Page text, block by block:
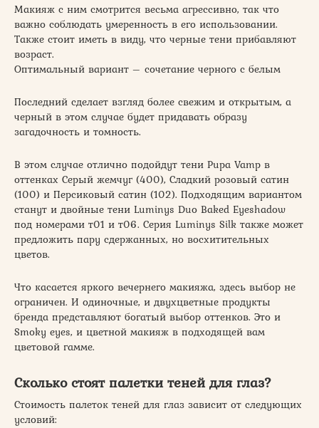
Макияж с ним смотрится весьма агрессивно, так что
важно соблюдать умеренность в его использовании.
Также стоит иметь в виду, что черные тени прибавляют
возраст.
Оптимальный вариант – сочетание черного с белым
Последний сделает взгляд более свежим и открытым, а
черный в этом случае будет придавать образу
загадочность и томность.
В этом случае отлично подойдут тени Pupa Vamp в
оттенках Серый жемчуг (400), Сладкий розовый сатин
(100) и Персиковый сатин (102). Подходящим вариантом
станут и двойные тени Luminys Duo Baked Eyeshadow
под номерами т01 и т06. Серия Luminys Silk также может
предложить пару сдержанных, но восхитительных
цветов.
Что касается яркого вечернего макияжа, здесь выбор не
ограничен. И одиночные, и двухцветные продукты
бренда представляют богатый выбор оттенков. Это и
Smoky eyes, и цветной макияж в подходящей вам
цветовой гамме.
Сколько стоят палетки теней для глаз?
Стоимость палеток теней для глаз зависит от следующих
условий: